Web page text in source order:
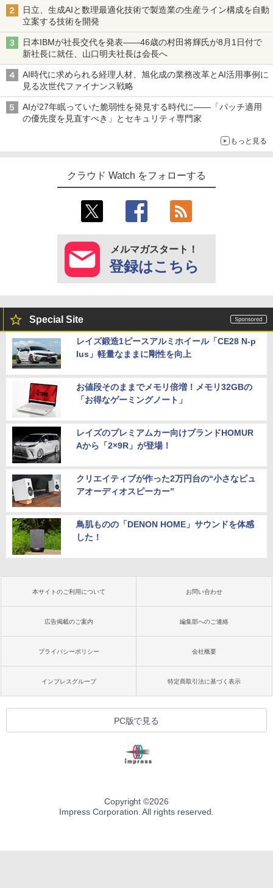
日立、生成AIと数理最適化技術で製造業の生産ライン構成を自動
立案する技術を開発
日本IBMが社長交代を発表――46歳の村田将輝氏が8月1日付で
新社長に就任、山口明夫社長は会長へ
AI時代に求められる経理人材、旭化成の業務改革とAI活用事例に
見る次世代ファイナンス戦略
AIが27年眠っていた脆弱性を発見する時代に――「パッチ適用
の優先度を見直すべき」とセキュリティ専門家
もっと見る
クラウド Watch をフォローする
メルマガスタート！
登録はこちら
Special Site
レイズ鍛造1ピースアルミホイール「CE28 N-p
lus」軽量なままに剛性を向上
お値段そのままでメモリ倍増！メモリ32GBの
「お得なゲーミングノート」
レイズのプレミアムカー向けブランドHOMUR
Aから「2×9R」が登場！
クリエイティブが作った2万円台の“小さなピュ
アオーディオスピーカー”
鳥肌ものの「DENON HOME」サウンドを体感
した！
本サイトのご利用について お問い合わせ
広告掲載のご案内 編集部へのご連絡
プライバシーポリシー 会社概要
インプレスグループ 特定商取引法に基づく表示
PC版で見る
Copyright ©2026
Impress Corporation. All rights reserved.